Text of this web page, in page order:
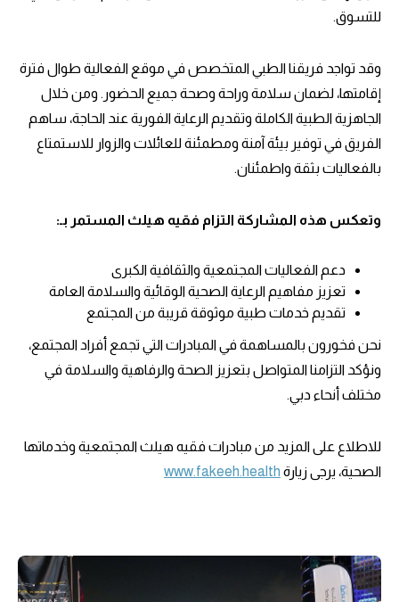
للتسوق.
وقد تواجد فريقنا الطبي المتخصص في موقع الفعالية طوال فترة
إقامتها، لضمان سلامة وراحة وصحة جميع الحضور. ومن خلال
الجاهزية الطبية الكاملة وتقديم الرعاية الفورية عند الحاجة، ساهم
الفريق في توفير بيئة آمنة ومطمئنة للعائلات والزوار للاستمتاع
بالفعاليات بثقة واطمئنان.
وتعكس هذه المشاركة التزام فقيه هيلث المستمر بـ:
دعم الفعاليات المجتمعية والثقافية الكبرى
تعزيز مفاهيم الرعاية الصحية الوقائية والسلامة العامة
تقديم خدمات طبية موثوقة قريبة من المجتمع
نحن فخورون بالمساهمة في المبادرات التي تجمع أفراد المجتمع،
ونؤكد التزامنا المتواصل بتعزيز الصحة والرفاهية والسلامة في
مختلف أنحاء دبي.
للاطلاع على المزيد من مبادرات فقيه هيلث المجتمعية وخدماتها
الصحية، يرجى زيارة www.fakeeh.health